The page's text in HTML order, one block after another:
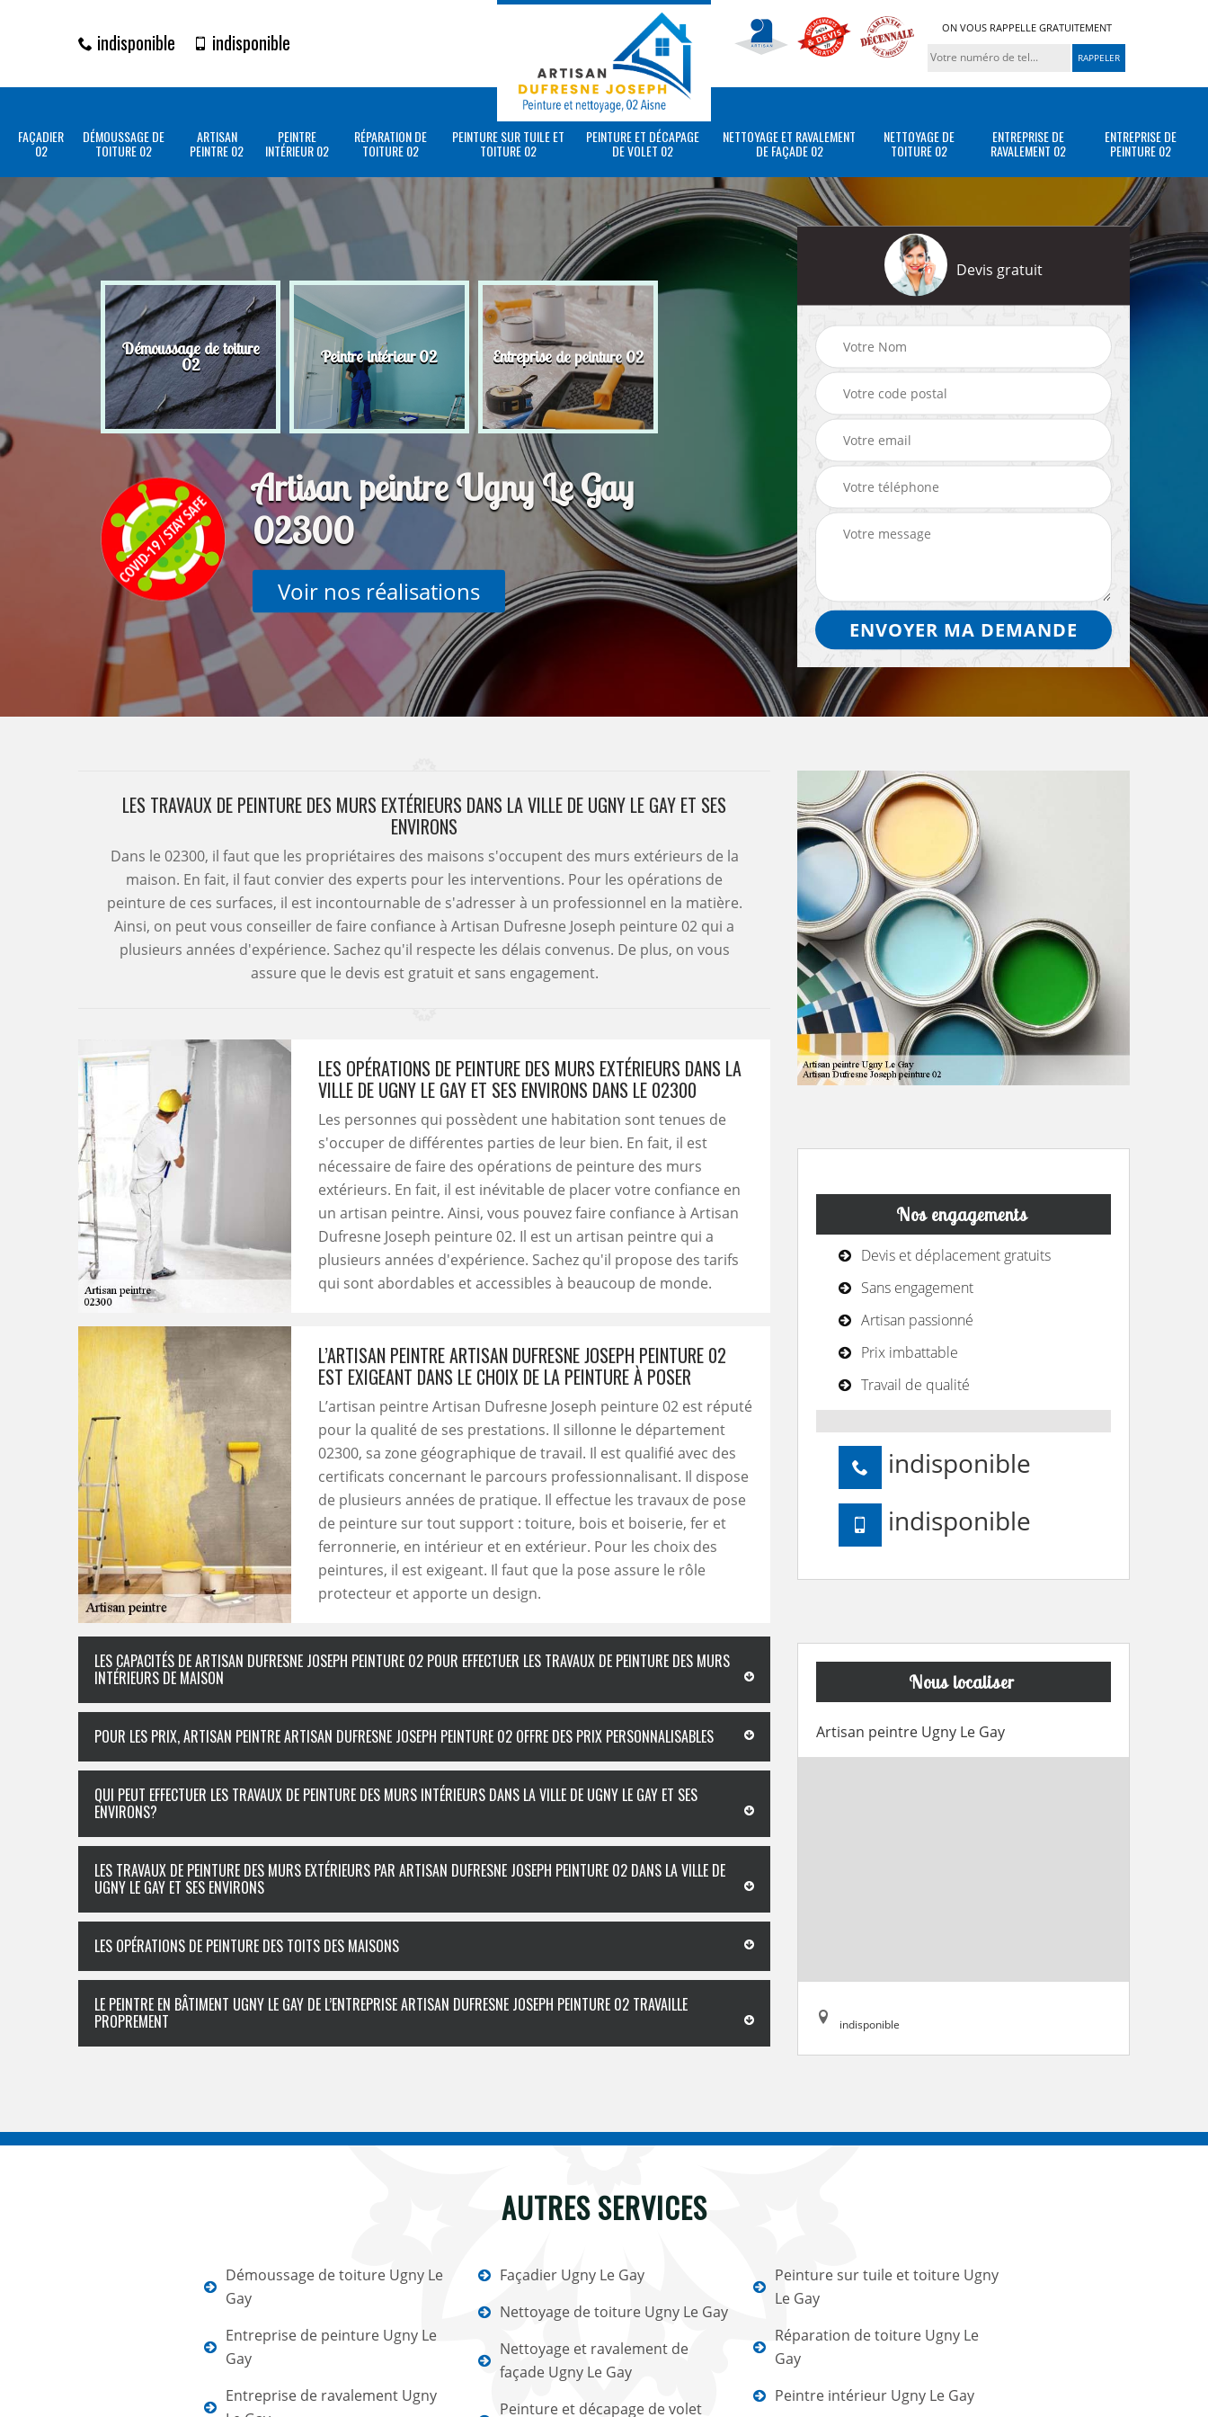
indisponible indisponible
ON VOUS RAPPELLE GRATUITEMENT
FAÇADIER
02
DÉMOUSSAGE DE
TOITURE 02
ARTISAN
PEINTRE 02
PEINTRE
INTÉRIEUR 02
RÉPARATION DE
TOITURE 02
PEINTURE SUR TUILE ET
TOITURE 02
PEINTURE ET DÉCAPAGE
DE VOLET 02
NETTOYAGE ET RAVALEMENT
DE FAÇADE 02
NETTOYAGE DE
TOITURE 02
ENTREPRISE DE
RAVALEMENT 02
ENTREPRISE DE
PEINTURE 02
Démoussage de toiture
02 Peintre intérieur 02 Entreprise de peinture 02
Artisan peintre Ugny Le Gay
02300
Voir nos réalisations
Devis gratuit
LES TRAVAUX DE PEINTURE DES MURS EXTÉRIEURS DANS LA VILLE DE UGNY LE GAY ET SES
ENVIRONS
Dans le 02300, il faut que les propriétaires des maisons s'occupent des murs extérieurs de la
maison. En fait, il faut convier des experts pour les interventions. Pour les opérations de
peinture de ces surfaces, il est incontournable de s'adresser à un professionnel en la matière.
Ainsi, on peut vous conseiller de faire confiance à Artisan Dufresne Joseph peinture 02 qui a
plusieurs années d'expérience. Sachez qu'il respecte les délais convenus. De plus, on vous
assure que le devis est gratuit et sans engagement.
LES OPÉRATIONS DE PEINTURE DES MURS EXTÉRIEURS DANS LA
VILLE DE UGNY LE GAY ET SES ENVIRONS DANS LE 02300
Les personnes qui possèdent une habitation sont tenues de
s'occuper de différentes parties de leur bien. En fait, il est
nécessaire de faire des opérations de peinture des murs
extérieurs. En fait, il est inévitable de placer votre confiance en
un artisan peintre. Ainsi, vous pouvez faire confiance à Artisan
Dufresne Joseph peinture 02. Il est un artisan peintre qui a
plusieurs années d'expérience. Sachez qu'il propose des tarifs
qui sont abordables et accessibles à beaucoup de monde.
L’ARTISAN PEINTRE ARTISAN DUFRESNE JOSEPH PEINTURE 02
EST EXIGEANT DANS LE CHOIX DE LA PEINTURE À POSER
L’artisan peintre Artisan Dufresne Joseph peinture 02 est réputé
pour la qualité de ses prestations. Il sillonne le département
02300, sa zone géographique de travail. Il est qualifié avec des
certificats concernant le parcours professionnalisant. Il dispose
de plusieurs années de pratique. Il effectue les travaux de pose
de peinture sur tout support : toiture, bois et boiserie, fer et
ferronnerie, en intérieur et en extérieur. Pour les choix des
peintures, il est exigeant. Il faut que la pose assure le rôle
protecteur et apporte un design.
LES CAPACITÉS DE ARTISAN DUFRESNE JOSEPH PEINTURE 02 POUR EFFECTUER LES TRAVAUX DE PEINTURE DES MURS
INTÉRIEURS DE MAISON
POUR LES PRIX, ARTISAN PEINTRE ARTISAN DUFRESNE JOSEPH PEINTURE 02 OFFRE DES PRIX PERSONNALISABLES
QUI PEUT EFFECTUER LES TRAVAUX DE PEINTURE DES MURS INTÉRIEURS DANS LA VILLE DE UGNY LE GAY ET SES
ENVIRONS?
LES TRAVAUX DE PEINTURE DES MURS EXTÉRIEURS PAR ARTISAN DUFRESNE JOSEPH PEINTURE 02 DANS LA VILLE DE
UGNY LE GAY ET SES ENVIRONS
LES OPÉRATIONS DE PEINTURE DES TOITS DES MAISONS
LE PEINTRE EN BÂTIMENT UGNY LE GAY DE L’ENTREPRISE ARTISAN DUFRESNE JOSEPH PEINTURE 02 TRAVAILLE
PROPREMENT
Nos engagements
Devis et déplacement gratuits
Sans engagement
Artisan passionné
Prix imbattable
Travail de qualité
indisponible
indisponible
Nous localiser
Artisan peintre Ugny Le Gay
indisponible
AUTRES SERVICES
Démoussage de toiture Ugny Le
Gay
Entreprise de peinture Ugny Le
Gay
Entreprise de ravalement Ugny
Façadier Ugny Le Gay
Nettoyage de toiture Ugny Le Gay
Nettoyage et ravalement de
façade Ugny Le Gay
Peinture et décapage de volet
Peinture sur tuile et toiture Ugny
Le Gay
Réparation de toiture Ugny Le
Gay
Peintre intérieur Ugny Le Gay